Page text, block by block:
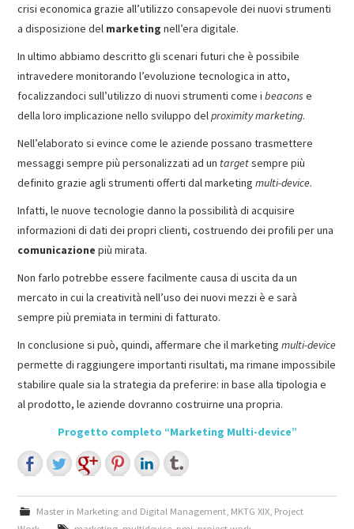
crisi economica grazie all’utilizzo consapevole dei nuovi strumenti
a disposizione del marketing nell’era digitale.
In ultimo abbiamo descritto gli scenari futuri che è possibile
intravedere monitorando l’evoluzione tecnologica in atto,
focalizzandoci sull’utilizzo di nuovi strumenti come ibeacons e
della loro implicazione nello sviluppo delproximity marketing.
Nell’elaborato si evince come le aziende possano trasmettere
messaggi sempre più personalizzati ad un targetsempre più
definito grazie agli strumenti offerti dal marketingmulti-device.
Infatti, le nuove tecnologie danno la possibilità di acquisire
informazioni di dati dei propri clienti, costruendo dei profili per una
comunicazione più mirata.
Non farlo potrebbe essere facilmente causa di uscita da un
mercato in cui la creatività nell’uso dei nuovi mezzi è e sarà
sempre più premiata in termini di fatturato.
In conclusione si può, quindi, affermare che il marketingmulti-device
permette di raggiungere importanti risultati, ma rimane impossibile
stabilire quale sia la strategia da preferire: in base alla tipologia e
al prodotto, le aziende dovranno costruirne una propria.
Progetto completo “Marketing Multi-device”
Master in Marketing and Digital Management, MKTG XIX, Project